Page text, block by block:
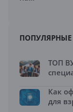
ПОПУЛЯРНЫЕ
ТОП
Как
для